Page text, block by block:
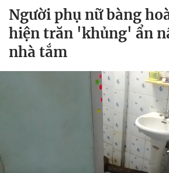
Người phụ nữ bàng
hiện trăn 'khủng' ẩn
nhà tắm